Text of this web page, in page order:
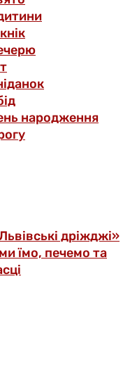
народження
дріжджі»
їмо, печемо та